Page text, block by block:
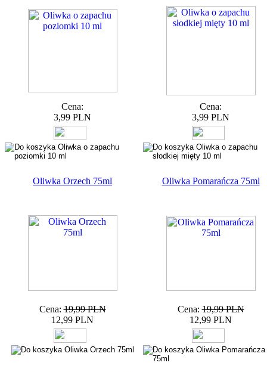
Cena:
3,99 PLN
Cena:
3,99 PLN
Oliwka Orzech 75ml
Cena: 19,99 PLN
12,99 PLN
Oliwka Pomarańcza 75ml
Cena: 19,99 PLN
12,99 PLN